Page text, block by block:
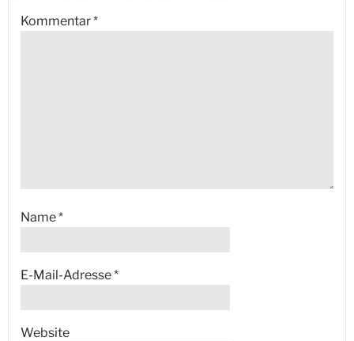
Kommentar*
Name*
E-Mail-Adresse*
Website